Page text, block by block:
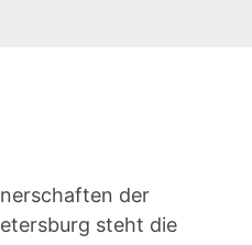
der
steht die